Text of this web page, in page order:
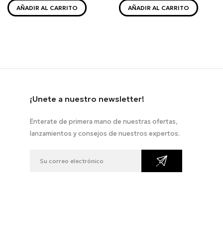
AÑADIR AL CARRITO AÑADIR AL CARRITO
¡Unete a nuestro newsletter!
Enterate de primera mano de nuestras ofertas,
lanzamientos y consejos de nuestros expertos.